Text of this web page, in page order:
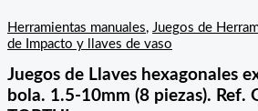
Herramientas manuales, Juegos de
de Impacto y llaves de vaso
Juegos de Llaves hexagonales
bola. 1.5-10mm (8 piezas). Ref.